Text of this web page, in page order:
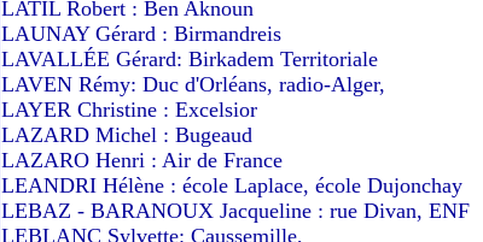
LATIL Robert : Ben Aknoun
LAUNAY Gérard : Birmandreis
LAVALLÉE Gérard: Birkadem Territoriale
LAVEN Rémy: Duc d'Orléans, radio-Alger,
LAYER Christine : Excelsior
LAZARD Michel : Bugeaud
LAZARO Henri : Air de France
LEANDRI Hélène : école Laplace, école Dujonchay
LEBAZ - BARANOUX Jacqueline : rue Divan, ENF
LEBLANC Sylvette: Caussemille,